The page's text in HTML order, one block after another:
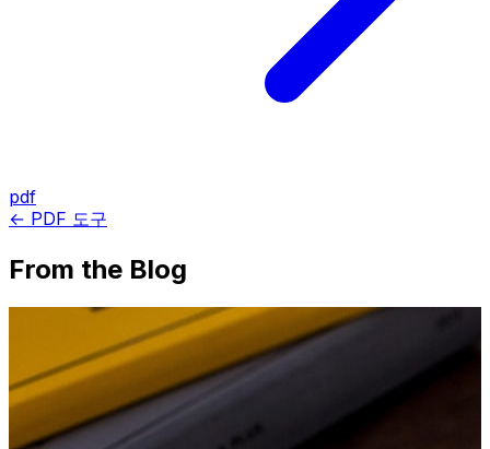
pdf
← PDF 도구
From the Blog